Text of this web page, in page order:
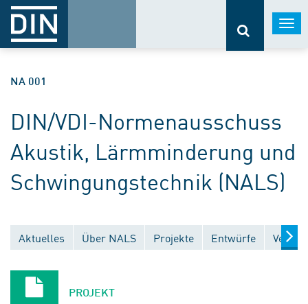
NA 001
DIN/VDI-Normenausschuss
Akustik, Lärmminderung und
Schwingungstechnik (NALS)
Aktuelles Über NALS Projekte Entwürfe
PROJEKT